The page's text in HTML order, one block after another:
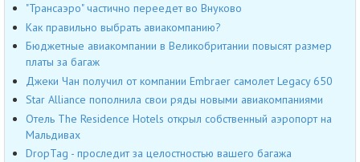
"Трансаэро" частично переедет во Внуково
Как правильно выбрать авиакомпанию?
Бюджетные авиакомпании в Великобритании повысят размер
платы за багаж
Джеки Чан получил от компании Embraer самолет Legacy 650
Star Alliance пополнила свои ряды новыми авиакомпаниями
Отель The Residence Hotels открыл собственный аэропорт на
Мальдивах
DropTag - проследит за целостностью вашего багажа